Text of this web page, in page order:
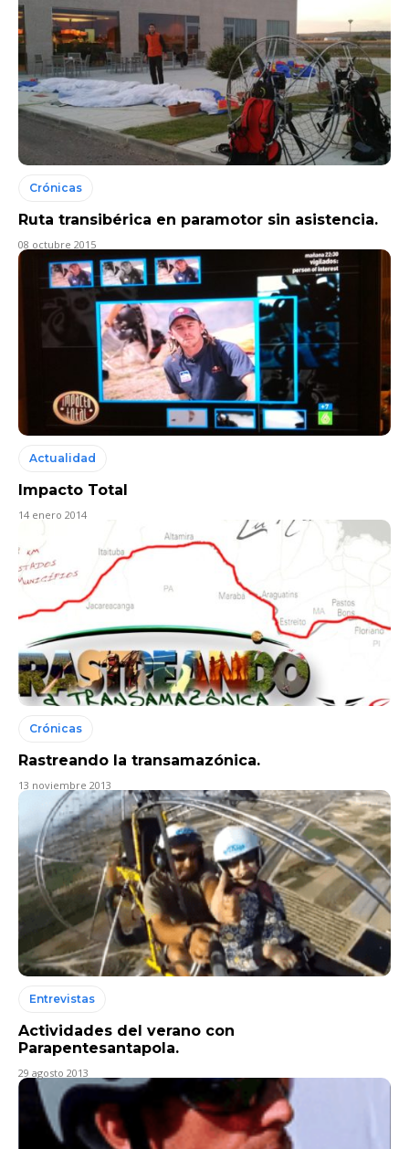
Crónicas
Ruta transibérica en paramotor sin asistencia.
08 octubre 2015
Actualidad
Impacto Total
14 enero 2014
Crónicas
Rastreando la transamazónica.
13 noviembre 2013
Entrevistas
Actividades del verano con
Parapentesantapola.
29 agosto 2013